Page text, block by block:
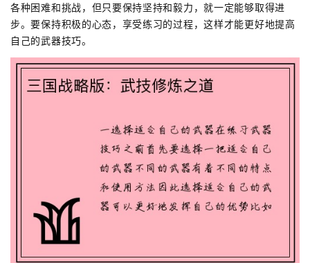
各种困难和挑战，但只要保持坚持和毅力，就一定能够取得进
步。要保持积极的心态，享受练习的过程，这样才能更好地提高
自己的武器技巧。